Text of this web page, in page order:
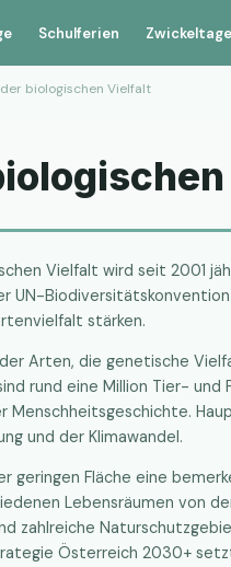
Schulferien Zwickeltage
biologischen Vielfalt
Vielfalt wird seit 2001
UN-Biodiversitätskonvention
stärken.
Arten, die genetische
rund eine Million Tier- und
und der Klimawandel.
geringen Fläche eine
Lebensräumen von
zahlreiche
Österreich 2030+